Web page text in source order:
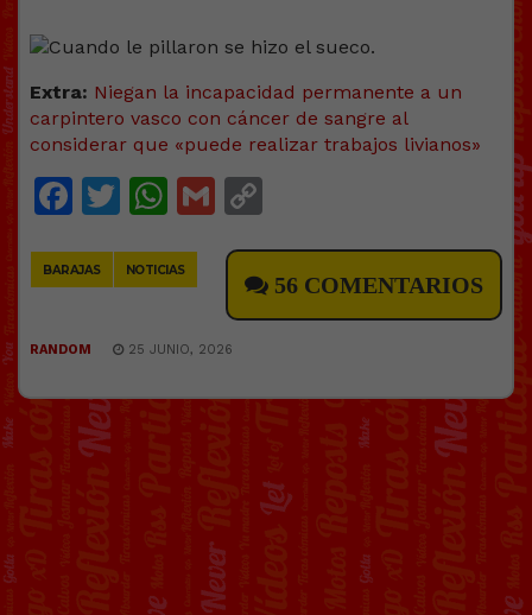
Extra: Niegan la incapacidad permanente a un
carpintero vasco con cáncer de sangre al
considerar que «puede realizar trabajos livianos»
Facebook
Twitter
WhatsApp
Gmail
BARAJAS NOTICIAS
56 COMENTARIOS
RANDOM 25 JUNIO, 2026